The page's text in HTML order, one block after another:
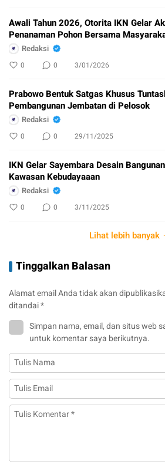
Awali Tahun 2026, Otorita IKN Gelar
Penanaman Pohon Bersama
Redaksi
0 0 3/01/2026
Prabowo Bentuk Satgas Khusus
Pembangunan Jembatan di Pelosok
Redaksi
0 0 29/11/2025
IKN Gelar Sayembara Desain Bangunan
Kawasan Kebudayaaan
Redaksi
0 0 3/11/2025
Lihat lebih banyak
Tinggalkan Balasan
Alamat email Anda tidak akan
ditandai*
Simpan nama, email, dan situs web
untuk komentar saya berikutnya.